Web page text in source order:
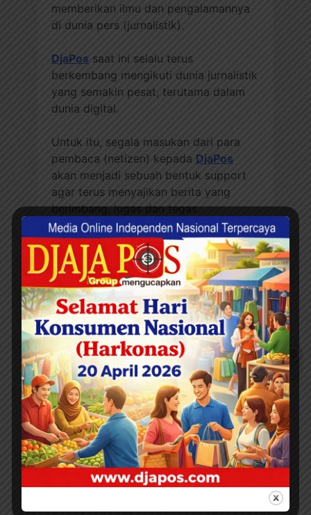
memberikan ilmu dan pengalamannya
di dunia pers (jurnalistik).
DjaPos saat ini selalu terus
berkembang mengikuti dunia jurnalistik
yang semakin pesat, terutama dalam
dunia digital.
Untuk itu, segala masukan dari para
pembaca (netizen) kepada DjaPos
akan menjadi sebuah bentuk support
agar terus menyajikan berita yang
berimbang, lugas dan tegas.
SemogaDjaPosselalu menjadi media
yang dibutuhkan dalam setiap
penyajian beritanya.
Jakarta, 01 Juli 2025
Colever – Susu Kolostrum Untuk Yang
Aktif!